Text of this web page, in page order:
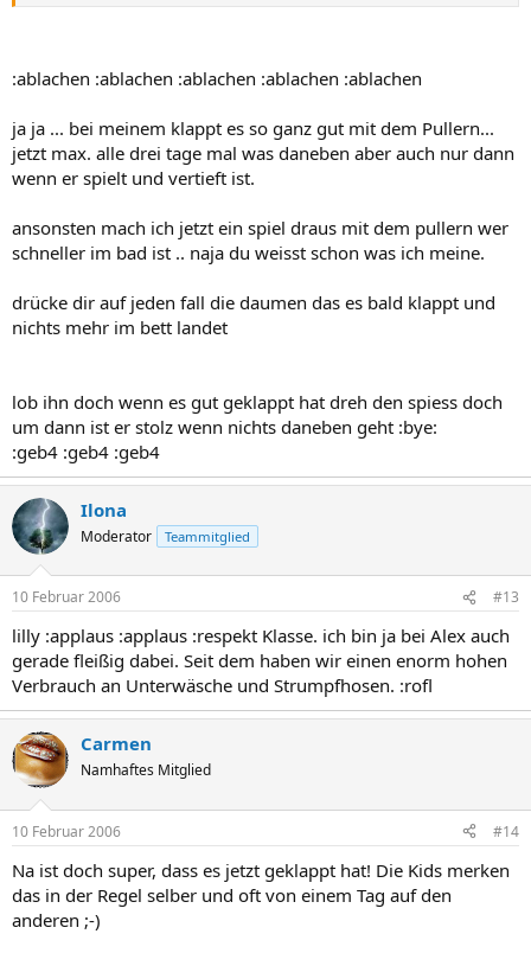
:ablachen :ablachen :ablachen :ablachen :ablachen
ja ja ... bei meinem klappt es so ganz gut mit dem Pullern...
jetzt max. alle drei tage mal was daneben aber auch nur dann
wenn er spielt und vertieft ist.
ansonsten mach ich jetzt ein spiel draus mit dem pullern wer
schneller im bad ist .. naja du weisst schon was ich meine.
drücke dir auf jeden fall die daumen das es bald klappt und
nichts mehr im bett landet
lob ihn doch wenn es gut geklappt hat dreh den spiess doch
um dann ist er stolz wenn nichts daneben geht :bye:
:geb4 :geb4 :geb4
Ilona
Moderator Teammitglied
10 Februar 2006 #13
lilly :applaus :applaus :respekt Klasse. ich bin ja bei Alex auch
gerade fleißig dabei. Seit dem haben wir einen enorm hohen
Verbrauch an Unterwäsche und Strumpfhosen. :rofl
Carmen
Namhaftes Mitglied
10 Februar 2006 #14
Na ist doch super, dass es jetzt geklappt hat! Die Kids merken
das in der Regel selber und oft von einem Tag auf den
anderen ;-)